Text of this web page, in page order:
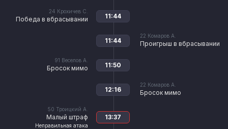
24 Крохичев С.
Победа в вбрасывании 11:44
22 Комаров А.
Проигрыш в вбрасывании
11:44
91 Веселов А.
Бросок мимо 11:50
22 Комаров А.
Бросок мимо
12:16
50 Троицкий А.
Малый штраф
Неправильная атака
13:37